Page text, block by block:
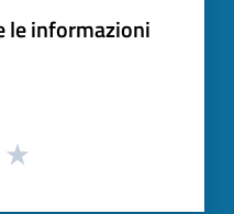
le informazioni